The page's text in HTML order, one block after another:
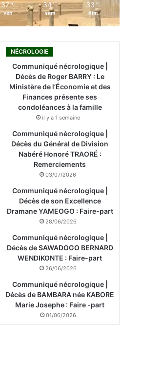
37 ℃
ven
34 ℃
sam
33 ℃
dim
NÉCROLOGIE
Communiqué nécrologique |
Décès de Roger BARRY : Le
Ministère de l’Économie et des
Finances présente ses
condoléances à la famille
il y a 1 semaine
Communiqué nécrologique |
Décès du Général de Division
Nabéré Honoré TRAORÉ :
Remerciements
03/07/2026
Communiqué nécrologique |
Décès de son Excellence
Dramane YAMEOGO : Faire-part
28/06/2026
Communiqué nécrologique |
Décès de SAWADOGO BERNARD
WENDIKONTE : Faire-part
26/06/2026
Communiqué nécrologique |
Décès de BAMBARA née KABORE
Marie Josephe : Faire -part
01/06/2026